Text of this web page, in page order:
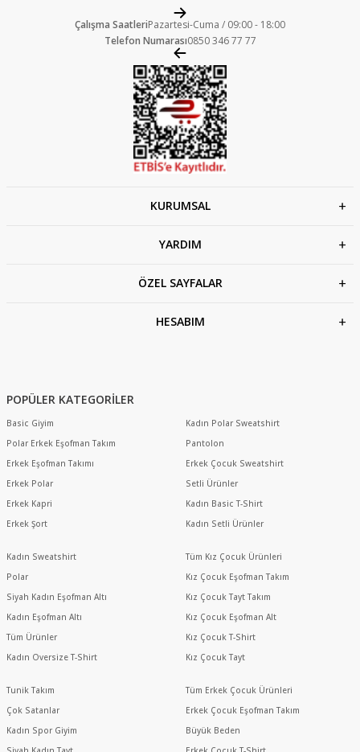
Çalışma SaatleriPazartesi-Cuma / 09:00 - 18:00
Telefon Numarası0850 346 77 77
KURUMSAL
YARDIM
ÖZEL SAYFALAR
HESABIM
POPÜLER KATEGORİLER
Basic Giyim
Polar Erkek Eşofman Takım
Erkek Eşofman Takımı
Erkek Polar
Erkek Kapri
Erkek Şort
Kadın Sweatshirt
Polar
Siyah Kadın Eşofman Altı
Kadın Eşofman Altı
Tüm Ürünler
Kadın Oversize T-Shirt
Tunik Takım
Çok Satanlar
Kadın Spor Giyim
Kadın Polar Sweatshirt
Pantolon
Erkek Çocuk Sweatshirt
Setli Ürünler
Kadın Basic T-Shirt
Kadın Setli Ürünler
Tüm Kız Çocuk Ürünleri
Kız Çocuk Eşofman Takım
Kız Çocuk Tayt Takım
Kız Çocuk Eşofman Alt
Kız Çocuk T-Shirt
Kız Çocuk Tayt
Tüm Erkek Çocuk Ürünleri
Erkek Çocuk Eşofman Takım
Büyük Beden